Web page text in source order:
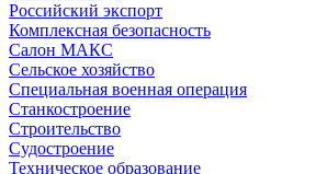
Российский экспорт
Комплексная безопасность
Салон МАКС
Сельское хозяйство
Специальная военная операция
Станкостроение
Строительство
Судостроение
Техническое образование